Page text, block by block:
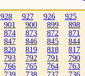
928 927 926 925
901 900 899 898
874 873 872 871
847 846 845 844
820 819 818 817
793 792 791 790
766 765 764 763
739 738 737 736